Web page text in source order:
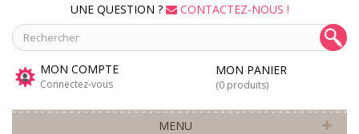
UNE QUESTION ? CONTACTEZ-NOUS !
MON COMPTE
Connectez-vous
MON PANIER
(0 produits)
MENU